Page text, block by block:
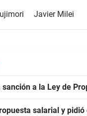
Javier Milei
a la Ley de
salarial y